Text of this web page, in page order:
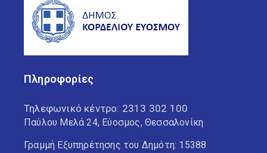
Πληροφορίες
Τηλεφωνικό κέντρο: 2313 302 100
Παύλου Μελά 24, Εύοσμος, Θεσσαλονίκη
Γραμμή Εξυπηρέτησης του Δημότη: 15388